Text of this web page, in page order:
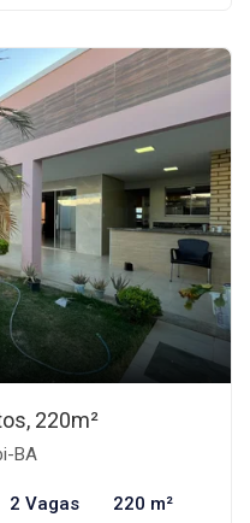
220m²
BA
2 Vagas 220 m²